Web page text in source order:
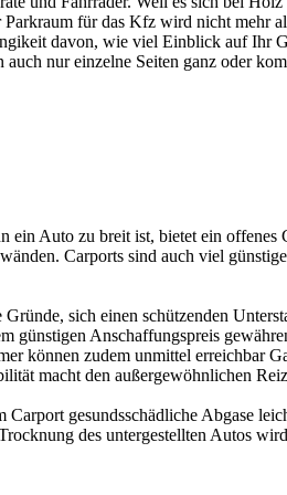
für das Kfz wird nicht mehr
davon, wie viel Einblick auf Ihr
nur einzelne Seiten ganz oder
ein Auto zu breit ist, bietet ein offenes
Carports sind auch viel
sich einen schützenden
günstigen Anschaffungspreis
können zudem unmittel erreichbar
macht den außergewöhnlichen
gesundsschädliche Abgase
des untergestellten Autos